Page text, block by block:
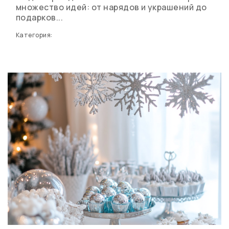
множество идей: от нарядов и украшений до
подарков...
Категория: